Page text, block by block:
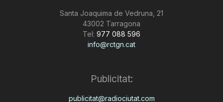
Santa Joaquima de Vedruna, 21
43002 Tarragona
Tel: 977 088 596
info@rctgn.cat
Publicitat:
publicitat@radiociutat.com